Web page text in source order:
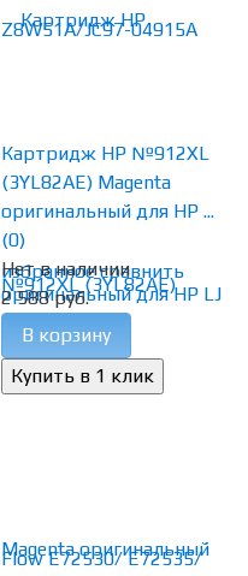
избранное сравнить
Картридж HP №912XL
(3YL82AE) Magenta
оригинальный для HP ...
(0)
Нет в наличии
2 588 руб.
В корзину